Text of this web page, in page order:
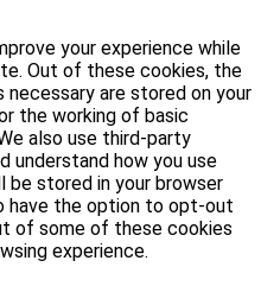
your experience while
Out of these cookies, the
are stored on your
the working of basic
also use third-party
understand how you use
be stored in your browser
have the option to opt-out
of some of these cookies
experience.